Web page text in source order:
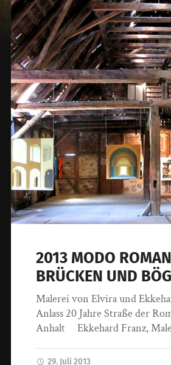
2013 MODO
BRÜCKEN UND
Malerei von Elvira und
Anlass 20 Jahre Straße der
Anhalt Ekkehard Franz,
29. Juli 2013